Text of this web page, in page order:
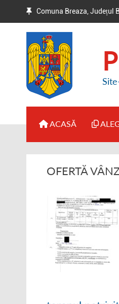
Comuna Breaza, Județul
ACASĂ
●
●
●
OFERTĂ